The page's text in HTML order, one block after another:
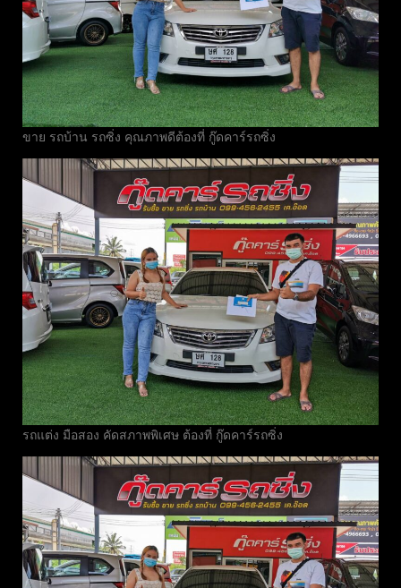
ขาย รถบ้าน รถซิ่ง คุณภาพดีต้องที่ กู๊ดคาร์รถซิ่ง
รถแต่ง มือสอง คัดสภาพพิเศษ ต้องที่ กู๊ดคาร์รถซิ่ง